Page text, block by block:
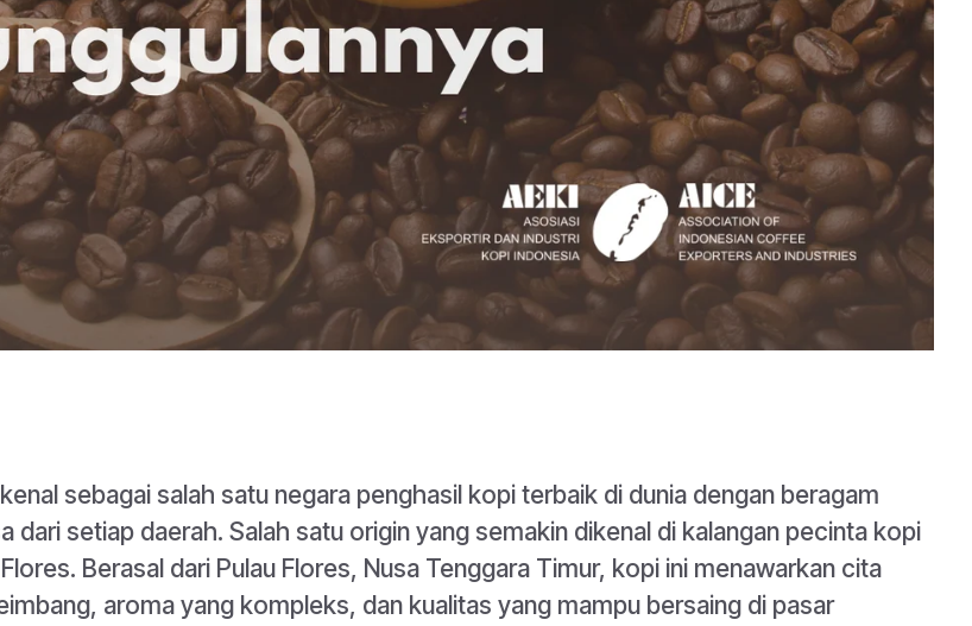
sebagai salah satu negara penghasil kopi terbaik di dunia dengan beragam
dari setiap daerah. Salah satu origin yang semakin dikenal di kalangan pecinta kopi
Berasal dari Pulau Flores, Nusa Tenggara Timur, kopi ini menawarkan cita
aroma yang kompleks, dan kualitas yang mampu bersaing di pasar